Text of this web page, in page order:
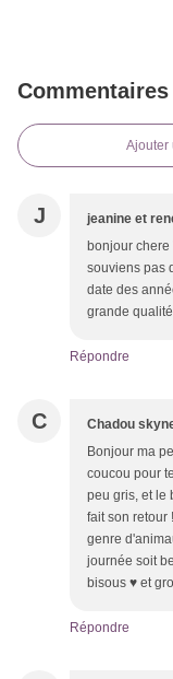
Commentaires
Ajouter
J jeanine et
bonjour chere
souviens pas
date des
grande
Répondre
C Chadou
Bonjour ma
coucou pour
peu gris, et le
fait son retour
genre
journée soit
bisous ♥ et
Répondre